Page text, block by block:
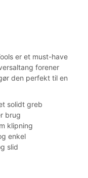
er et must-have
forener
den perfekt til en
solidt greb
brug
klipning
enkel
slid